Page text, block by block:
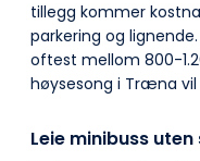
tillegg kommer
parkering og
oftest mellom 800-
høysesong i Træna vil
Leie minibuss